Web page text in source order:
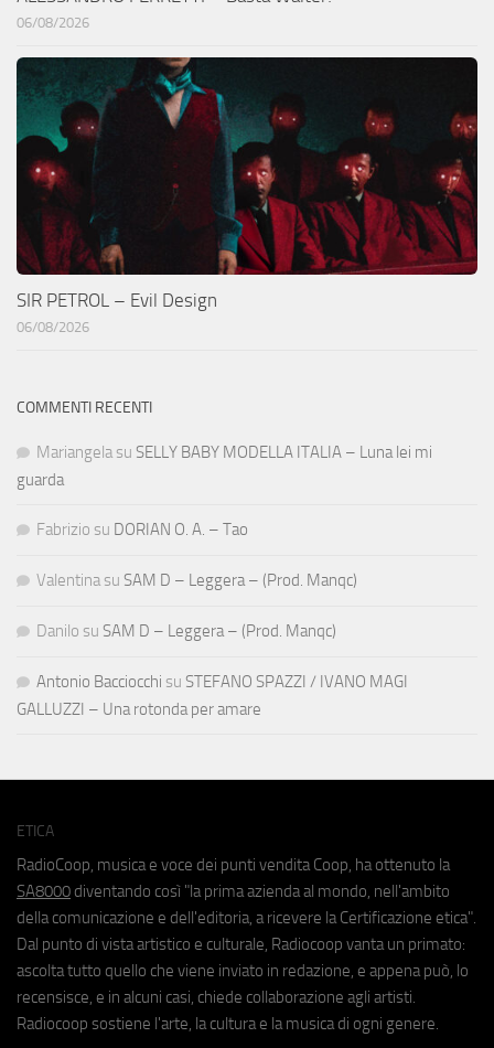
06/08/2026
SIR PETROL – Evil Design
06/08/2026
COMMENTI RECENTI
Mariangela su SELLY BABY MODELLA ITALIA – Luna lei mi
guarda
Fabrizio su DORIAN O. A. – Tao
Valentina su SAM D – Leggera – (Prod. Manqc)
Danilo su SAM D – Leggera – (Prod. Manqc)
Antonio Bacciocchi su STEFANO SPAZZI / IVANO MAGI
GALLUZZI – Una rotonda per amare
ETICA
RadioCoop, musica e voce dei punti vendita Coop, ha ottenuto la
SA8000 diventando così "la prima azienda al mondo, nell'ambito
della comunicazione e dell'editoria, a ricevere la Certificazione etica".
Dal punto di vista artistico e culturale, Radiocoop vanta un primato:
ascolta tutto quello che viene inviato in redazione, e appena può, lo
recensisce, e in alcuni casi, chiede collaborazione agli artisti.
Radiocoop sostiene l'arte, la cultura e la musica di ogni genere.